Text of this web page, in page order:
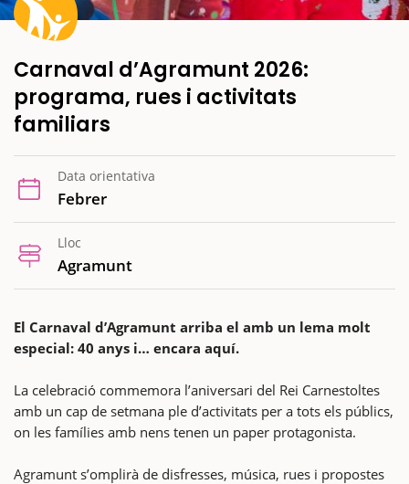
Carnaval d’Agramunt 2026:
programa, rues i activitats
familiars
Data orientativa
Febrer
Lloc
Agramunt
El Carnaval d’Agramunt arriba el amb un lema molt
especial: 40 anys i… encara aquí.
La celebració commemora l’aniversari del Rei Carnestoltes
amb un cap de setmana ple d’activitats per a tots els públics,
on les famílies amb nens tenen un paper protagonista.
Agramunt s’omplirà de disfresses, música, rues i propostes